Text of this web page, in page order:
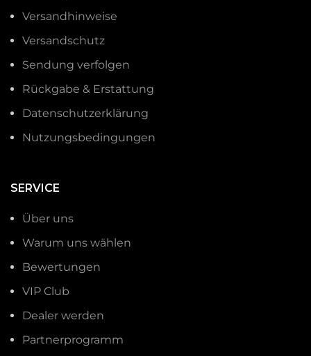
Versandhinweise
Versandschutz
Sendung verfolgen
Rückgabe & Erstattung
Datenschutzerklärung
Nutzungsbedingungen
SERVICE
Über uns
Warum uns wählen
Bewertungen
VIP Club
Dealer werden
Partnerprogramm